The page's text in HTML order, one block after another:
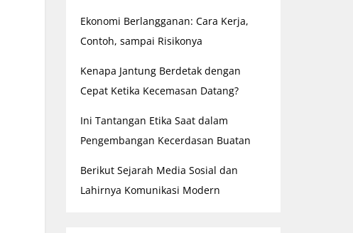
Ekonomi Berlangganan: Cara Kerja,
Contoh, sampai Risikonya
Kenapa Jantung Berdetak dengan
Cepat Ketika Kecemasan Datang?
Ini Tantangan Etika Saat dalam
Pengembangan Kecerdasan Buatan
Berikut Sejarah Media Sosial dan
Lahirnya Komunikasi Modern